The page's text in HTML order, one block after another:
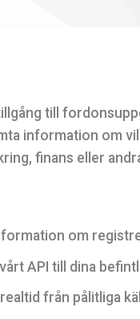
till
information om
finans eller
om
API till dina
från pålitliga